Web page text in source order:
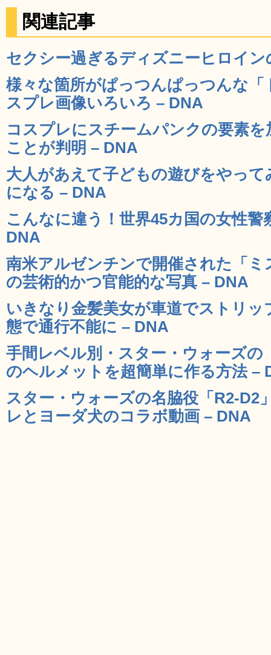
関連記事
セクシー過ぎるディズニーヒロイ
様々な箇所がぱっつんぱっつんな
スプレ画像いろいろ – DNA
コスプレにスチームパンクの要素
ことが判明 – DNA
大人があえて子どもの遊びをやっ
になる – DNA
こんなに違う！世界45カ国の女性
DNA
南米アルゼンチンで開催された「ミ
の芸術的かつ官能的な写真 – DNA
いきなり金髪美女が車道でストリッ
態で通行不能に – DNA
手間レベル別・スター・ウォーズの
のヘルメットを超簡単に作る方法 –
スター・ウォーズの名脇役「R2-D2
レとヨーダ犬のコラボ動画 – DNA